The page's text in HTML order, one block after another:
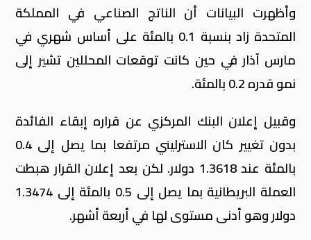
وأظهرت البيانات أن الناتج الصناعي في المملكة
المتحدة زاد بنسبة 0.1 بالمئة على أساس شهري في
مارس آذار في حين كانت توقعات المحللين تشير إلى
نمو قدره 0.2 بالمئة.
وقبيل إعلان البنك المركزي عن قراره إبقاء الفائدة
بدون تغيير كان الاسترليني مرتفعا بما يصل إلى 0.4
بالمئة عند 1.3618 دولار. لكن بعد إعلان القرار هبطت
العملة البريطانية بما يصل إلى 0.5 بالمئة إلى 1.3474
دولار وهو أدنى مستوى لها في أربعة أشهر.